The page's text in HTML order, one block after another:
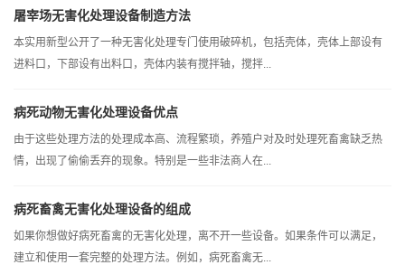
屠宰场无害化处理设备制造方法
本实用新型公开了一种无害化处理专门使用破碎机，包括壳体，壳体上部设有
进料口，下部设有出料口，壳体内装有搅拌轴，搅拌...
病死动物无害化处理设备优点
由于这些处理方法的处理成本高、流程繁琐，养殖户对及时处理死畜禽缺乏热
情，出现了偷偷丢弃的现象。特别是一些非法商人在...
病死畜禽无害化处理设备的组成
如果你想做好病死畜禽的无害化处理，离不开一些设备。如果条件可以满足，
建立和使用一套完整的处理方法。例如，病死畜禽无...